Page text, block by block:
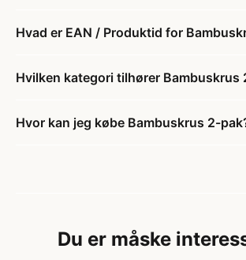
Hvad er EAN / Produktid for
Hvilken kategori tilhører Bambuskrus
Hvor kan jeg købe Bambuskrus 2-
Du er måske